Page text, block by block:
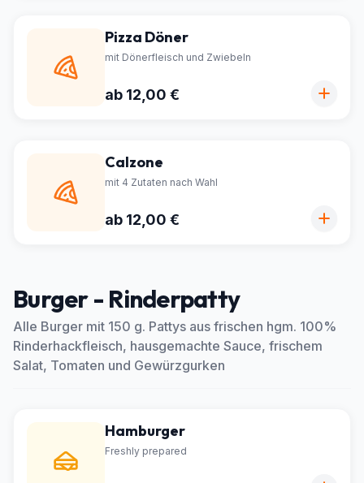
Pizza Döner
mit Dönerfleisch und Zwiebeln
ab 12,00 €
Calzone
mit 4 Zutaten nach Wahl
ab 12,00 €
Burger - Rinderpatty
Alle Burger mit 150 g. Pattys aus frischen hgm. 100%
Rinderhackfleisch, hausgemachte Sauce, frischem
Salat, Tomaten und Gewürzgurken
Hamburger
Freshly prepared